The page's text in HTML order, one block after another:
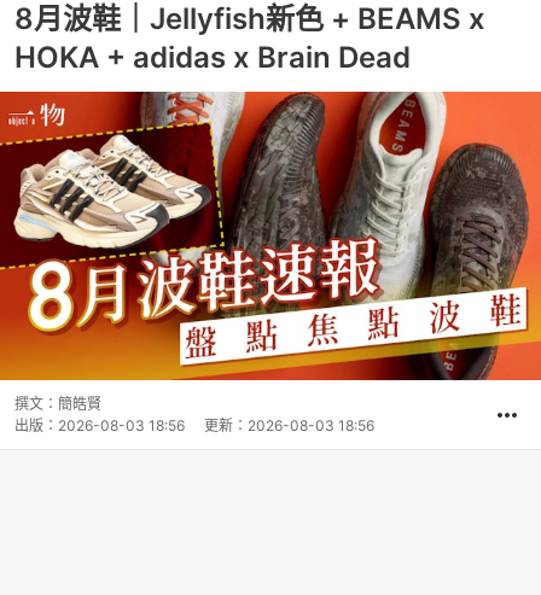
8月波鞋｜Jellyfish新色 + BEAMS x
HOKA + adidas x Brain Dead
撰文： 簡皓賢
出版： 2026-08-03 18:56 更新： 2026-08-03 18:56